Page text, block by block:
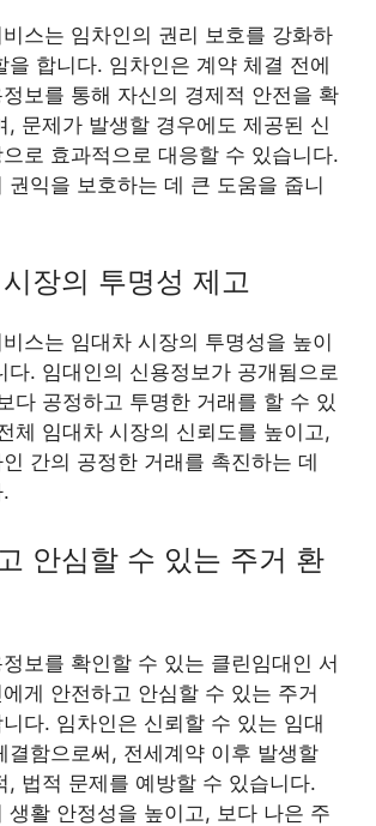
스는 임차인의 권리 보호를 강화하
을 합니다. 임차인은 계약 체결 전에
보를 통해 자신의 경제적 안전을 확
, 문제가 발생할 경우에도 제공된 신
로 효과적으로 대응할 수 있습니다.
권익을 보호하는 데 큰 도움을 줍니
장의 투명성 제고
스는 임대차 시장의 투명성을 높이
다. 임대인의 신용정보가 공개됨으로
다 공정하고 투명한 거래를 할 수 있
체 임대차 시장의 신뢰도를 높이고,
간의 공정한 거래를 촉진하는 데
안심할 수 있는 주거 환
보를 확인할 수 있는 클린임대인 서
게 안전하고 안심할 수 있는 주거
다. 임차인은 신뢰할 수 있는 임대
결함으로써, 전세계약 이후 발생할
, 법적 문제를 예방할 수 있습니다.
생활 안정성을 높이고, 보다 나은 주